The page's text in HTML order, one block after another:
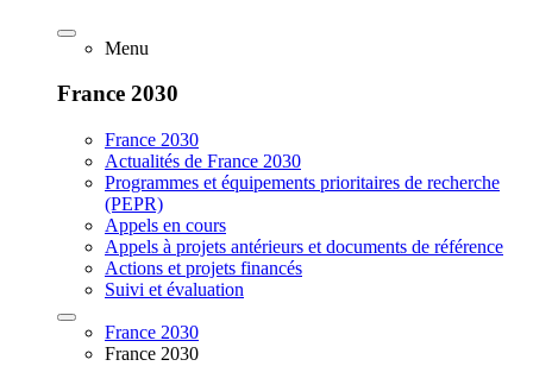
Menu
France 2030
France 2030
Actualités de France 2030
Programmes et équipements prioritaires de recherche
(PEPR)
Appels en cours
Appels à projets antérieurs et documents de référence
Actions et projets financés
Suivi et évaluation
France 2030
France 2030